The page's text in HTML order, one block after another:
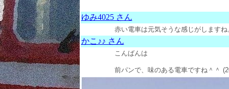
ゆみ4025 さん
赤い電車は元気そうな感じがしますね
かこ♪♪ さん
こんばんは
前パンで、味のある電車ですね＾＾